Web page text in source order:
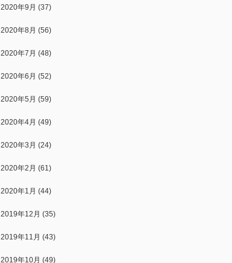
2020年9月 (37)
2020年8月 (56)
2020年7月 (48)
2020年6月 (52)
2020年5月 (59)
2020年4月 (49)
2020年3月 (24)
2020年2月 (61)
2020年1月 (44)
2019年12月 (35)
2019年11月 (43)
2019年10月 (49)